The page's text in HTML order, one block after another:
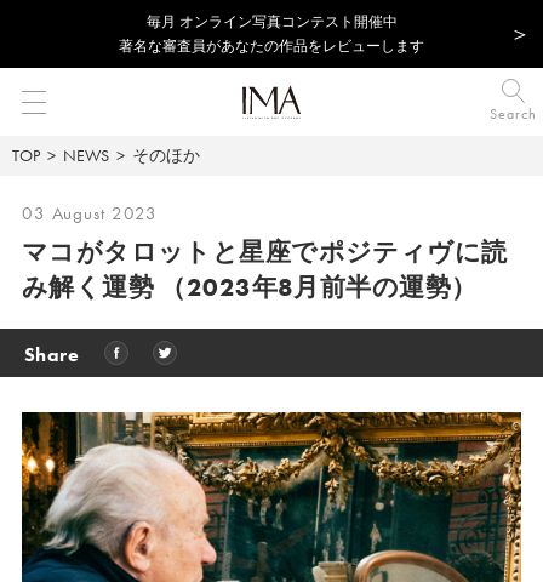
毎⽉ オンライン写真コンテスト開催中
著名な審査員があなたの作品をレビューします
Search
TOP NEWS そのほか
03 August 2023
マコがタロットと星座でポジティヴに読
み解く運勢 （2023年8月前半の運勢）
Share